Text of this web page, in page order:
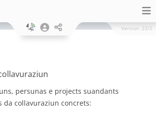
Version 22/2
persunas e projects suandants
da collavuraziun concrets: